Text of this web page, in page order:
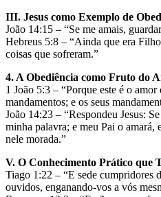
III. Jesus como Exemplo de
João 14:15 – “Se me amais,
Hebreus 5:8 – “Ainda que era
coisas que sofreram.”
4. A Obediência como Fruto do
1 João 5:3 – “Porque este é o
mandamentos; e os seus
João 14:23 – “Respondeu Jesus:
minha palavra; e meu Pai o amará,
nele morada.”
V. O Conhecimento Prático que
Tiago 1:22 – “E sede cumpridores
ouvidos, enganando-vos a vós